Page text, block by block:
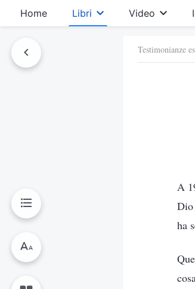
Home Libri Video
Testimonianze
A
Dio
ha